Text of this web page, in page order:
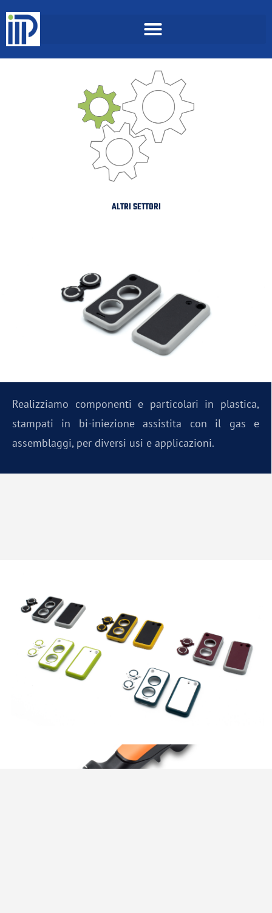
ALTRI SETTORI
Realizziamo componenti e particolari in plastica,
stampati in bi-iniezione assistita con il gas e
assemblaggi, per diversi usi e applicazioni.